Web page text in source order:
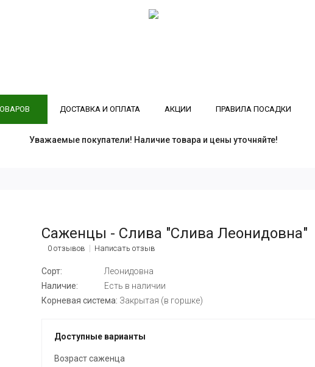
ДОСТАВКА И ОПЛАТА АКЦИИ ПРАВИЛА ПОСАДКИ
Уважаемые покупатели! Наличие товара и цены уточняйте!
Саженцы - Слива "Слива Леонидовна"
0 отзывов Написать отзыв
Сорт:
Леонидовна
Наличие:
Есть в наличии
Корневая система: Закрытая (в горшке)
Доступные варианты
Возраст саженца